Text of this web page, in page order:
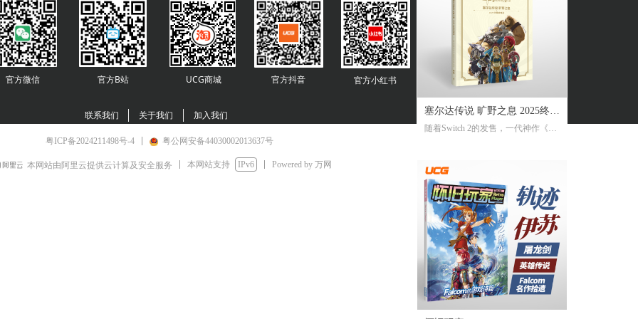
塞尔达传说 旷野之息 2025终极
攻略本
随着Switch 2的发售，一代神作《旷
受好评的完全攻略本基础上，增加
了16页全新内容，总页数达到了316
页。新增内容包括NS2版详解、ZEL
DA NOTES指南，以及新增的125个
塞尔达声之记忆的收集地图及其内
容！
官方B站
官方微信
联系我们 关于我们 加入我们
UCG商城 官方抖音 官方小红书
粤ICP备2024211498号-4 粤公网安备44030002013637号
本网站由阿里云提供云计算及安全服务 本网站支持 IPv6 Powered by 万网